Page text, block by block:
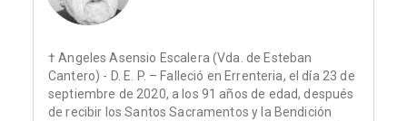
† Angeles Asensio Escalera (Vda. de Esteban
Cantero) - D. E. P. – Falleció en Errenteria, el día 23 de
septiembre de 2020, a los 91 años de edad, después
de recibir los Santos Sacramentos y la Bendición